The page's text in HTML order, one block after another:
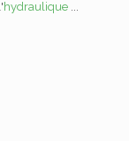
hydraulique ...